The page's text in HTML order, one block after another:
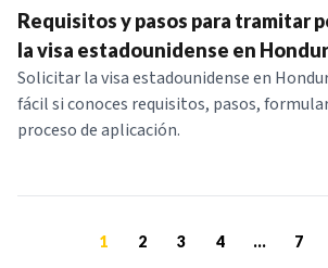
Requisitos y pasos para tramitar
la visa estadounidense en
Solicitar la visa estadounidense en
fácil si conoces requisitos, pasos,
proceso de aplicación.
1 2 3 4 ... 7